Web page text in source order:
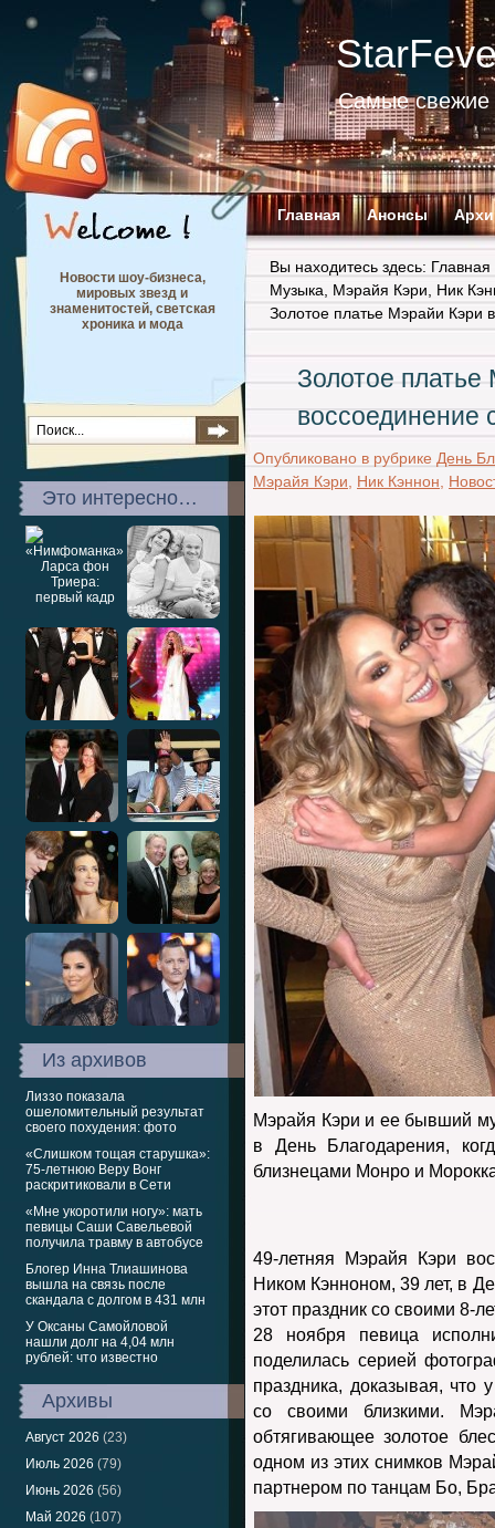
Самые свежие
Главная Анонсы
Новости шоу-бизнеса,
мировых звезд и
знаменитостей, светская
хроника и мода
Это интересно…
Из архивов
Лиззо показала
ошеломительный результат
своего похудения: фото
«Слишком тощая старушка»:
75-летнюю Веру Вонг
раскритиковали в Сети
«Мне укоротили ногу»: мать
певицы Саши Савельевой
получила травму в автобусе
Блогер Инна Тлиашинова
вышла на связь после
скандала с долгом в 431 млн
У Оксаны Самойловой
нашли долг на 4,04 млн
рублей: что известно
Архивы
Август 2026 (23)
Июль 2026 (79)
Июнь 2026 (56)
Май 2026 (107)
Вы находитесь здесь: Главная
Музыка
Мэрайя Кэри
Ник
Золотое платье Мэрайи Кэри
Золотое
Опубликовано в рубрике День
Мэрайя Кэри
Ник Кэннон
Мэрайя Кэри и ее бывший
в День Благодарения,
близнецами Монро и
49-летняя Мэрайя Кэри
Ником Кэнноном, 39 лет, в
этот праздник со своими 8-
28 ноября певица
поделилась серией
праздника, доказывая, что
со своими близкими.
обтягивающее золотое
одном из этих снимков
партнером по танцам Бо,